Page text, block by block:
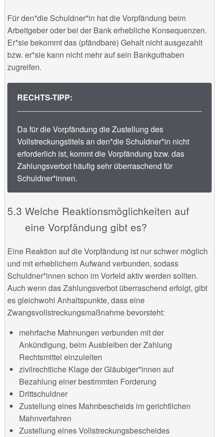
Für den*die Schuldner*in hat die Vorpfändung beim
Arbeitgeber oder bei der Bank erhebliche Konsequenzen.
Er*sie bekommt das (pfändbare) Gehalt nicht ausgezahlt
bzw. er*sie kann nicht mehr auf sein Bankguthaben
zugreifen.
RECHTS-TIPP:
Da für die Vorpfändung die Zustellung des
Vollstreckungstitels an den*die Schuldner*in nicht
erforderlich ist, kommt die Vorpfändung bzw. das
Zahlungsverbot häufig sehr überraschend für
Schuldner*innen.
Welche Reaktionsmöglichkeiten auf
eine Vorpfändung gibt es?
Eine Reaktion auf die Vorpfändung ist nur schwer möglich
und mit erheblichem Aufwand verbunden, sodass
Schuldner*innen schon im Vorfeld aktiv werden sollten.
Auch wenn das Zahlungsverbot überraschend erfolgt, gibt
es gleichwohl Anhaltspunkte, dass eine
Zwangsvollstreckungsmaßnahme bevorsteht:
mehrfache Mahnungen verbunden mit der
Ankündigung, beim Ausbleiben der Zahlung
Rechtsmittel einzuleiten
zivilrechtliche Klage der Gläubiger*innen auf
Bezahlung einer bestimmten Forderung
Drittschuldner
Zustellung eines Mahnbescheids im gerichtlichen
Mahnverfahren
Zustellung eines Vollstreckungsbescheides